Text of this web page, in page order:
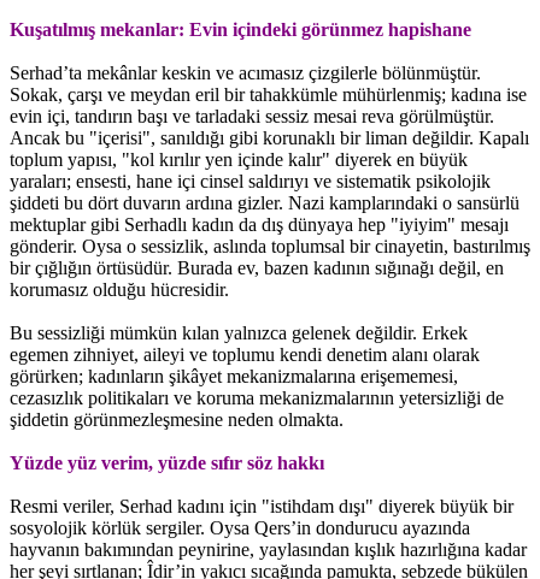
Kuşatılmış mekanlar: Evin içindeki görünmez hapishane
Serhad’ta mekânlar keskin ve acımasız çizgilerle bölünmüştür.
Sokak, çarşı ve meydan eril bir tahakkümle mühürlenmiş; kadına ise
evin içi, tandırın başı ve tarladaki sessiz mesai reva görülmüştür.
Ancak bu "içerisi", sanıldığı gibi korunaklı bir liman değildir. Kapalı
toplum yapısı, "kol kırılır yen içinde kalır" diyerek en büyük
yaraları; ensesti, hane içi cinsel saldırıyı ve sistematik psikolojik
şiddeti bu dört duvarın ardına gizler. Nazi kamplarındaki o sansürlü
mektuplar gibi Serhadlı kadın da dış dünyaya hep "iyiyim" mesajı
gönderir. Oysa o sessizlik, aslında toplumsal bir cinayetin, bastırılmış
bir çığlığın örtüsüdür. Burada ev, bazen kadının sığınağı değil, en
korumasız olduğu hücresidir.
Bu sessizliği mümkün kılan yalnızca gelenek değildir. Erkek
egemen zihniyet, aileyi ve toplumu kendi denetim alanı olarak
görürken; kadınların şikâyet mekanizmalarına erişememesi,
cezasızlık politikaları ve koruma mekanizmalarının yetersizliği de
şiddetin görünmezleşmesine neden olmakta.
Yüzde yüz verim, yüzde sıfır söz hakkı
Resmi veriler, Serhad kadını için "istihdam dışı" diyerek büyük bir
sosyolojik körlük sergiler. Oysa Qers’in dondurucu ayazında
hayvanın bakımından peynirine, yaylasından kışlık hazırlığına kadar
her şeyi sırtlanan; Îdir’in yakıcı sıcağında pamukta, sebzede bükülen